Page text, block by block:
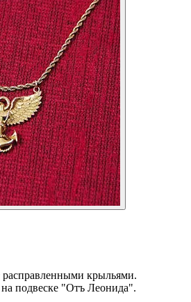
расправленными крыльями.
подвеске "Отъ Леонида".